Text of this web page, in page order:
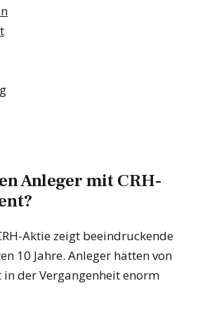
Anleger mit CRH-
Aktie zeigt beeindruckende
10 Jahre. Anleger hätten von
der Vergangenheit enorm